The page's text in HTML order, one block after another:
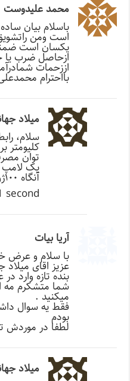
محمد علیدوست
باسلام بیان
است ومن
ازحاصل ضرب یا
اززحمات
بااحترام
میلاد
سلام،
کلیومتر
توان
آنگاه ۱۰۰ژول بر ثانیه انرژی مصرف شده.
second
آریا بیات
با سلام و عرض
عزیز اقای میلاد
بنده تازه وارد
شما متشکرم مه
میکنید .
فقط یه سوال
بودم
لطفا در موردش
میلاد